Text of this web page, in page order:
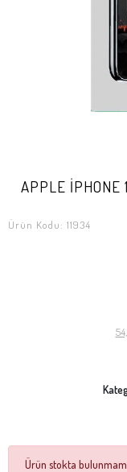
APPLE İPHONE
Ürün Kodu: 11934
Ürün stokta